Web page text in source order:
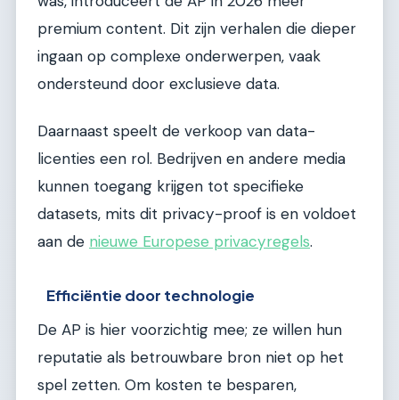
premium content. Dit zijn verhalen die dieper
ingaan op complexe onderwerpen, vaak
ondersteund door exclusieve data.
Daarnaast speelt de verkoop van data-
licenties een rol. Bedrijven en andere media
kunnen toegang krijgen tot specifieke
datasets, mits dit privacy-proof is en voldoet
aan de nieuwe Europese privacyregels.
Efficiëntie door technologie
De AP is hier voorzichtig mee; ze willen hun
reputatie als betrouwbare bron niet op het
spel zetten. Om kosten te besparen,